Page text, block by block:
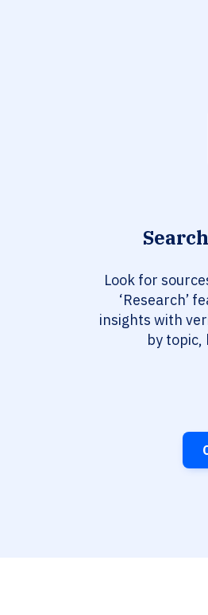
Look for
‘Research’
insights with
by topic,